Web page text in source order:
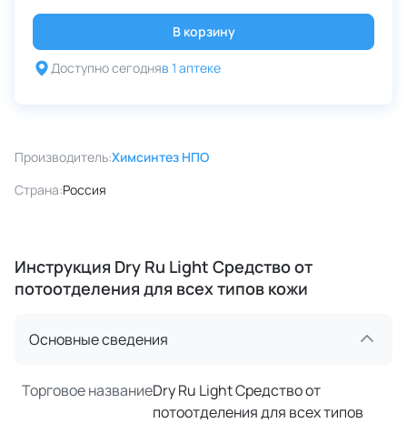
В корзину
Доступно сегодняв 1 аптеке
Производитель:Химсинтез НПО
Страна:Россия
Инструкция Dry Ru Light Средство от
потоотделения для всех типов кожи
Основные сведения
Торговое названиеDry Ru Light Средство от
потоотделения для всех типов